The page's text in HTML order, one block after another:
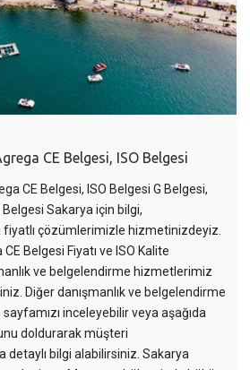
CE Belgesi, ISO Belgesi
CE Belgesi, ISO Belgesi G Belgesi,
Sakarya için bilgi,
çözümlerimizle hizmetinizdeyiz.
Belgesi Fiyatı ve ISO Kalite
ve belgelendirme hizmetlerimiz
Diğer danışmanlık ve belgelendirme
inceleyebilir veya aşağıda
doldurarak müşteri
bilgi alabilirsiniz. Sakarya